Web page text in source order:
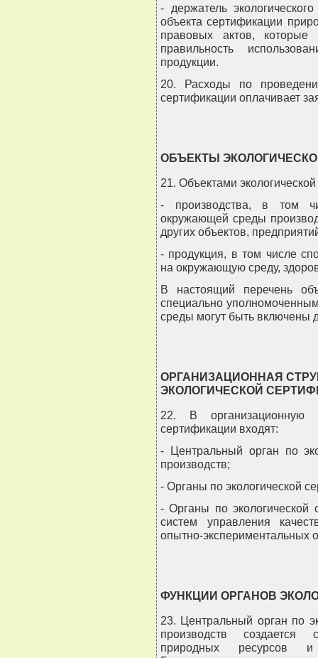
- держатель
объекта сертификации
правовых актов, которые
правильность
продукции.
20. Расходы по
сертификации оплачивает
ОБЪЕКТЫ
21. Объектами
- производства, в том
окружающей среды
других объектов,
- продукция, в том числе
на окружающую среду,
В настоящий перечень
специально
среды могут быть включены
ОРГАНИЗАЦИОННАЯ
ЭКОЛОГИЧЕСКОЙ
22. В организационную
сертификации входят:
- Центральный орган по
производств;
- Органы по экологической
- Органы по экологической
систем управления
опытно-экспериментальных
ФУНКЦИИ ОРГАНОВ
23. Центральный орган по
производств создается
природных